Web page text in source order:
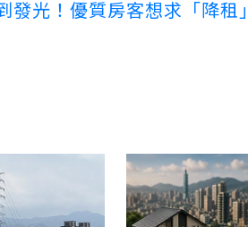
發光！優質房客想求「降